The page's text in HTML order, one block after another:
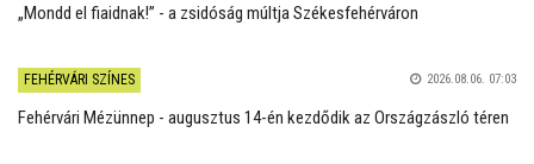
„Mondd el fiaidnak!” - a zsidóság múltja Székesfehérváron
FEHÉRVÁRI SZÍNES 2026.08.06. 07:03
Fehérvári Mézünnep - augusztus 14-én kezdődik az Országzászló téren